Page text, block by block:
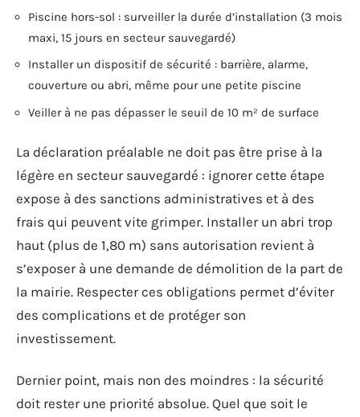
Piscine hors-sol : surveiller la durée d’installation (3 mois
maxi, 15 jours en secteur sauvegardé)
Installer un dispositif de sécurité : barrière, alarme,
couverture ou abri, même pour une petite piscine
Veiller à ne pas dépasser le seuil de 10 m² de surface
La déclaration préalable ne doit pas être prise à la
légère en secteur sauvegardé : ignorer cette étape
expose à des sanctions administratives et à des
frais qui peuvent vite grimper. Installer un abri trop
haut (plus de 1,80 m) sans autorisation revient à
s’exposer à une demande de démolition de la part de
la mairie. Respecter ces obligations permet d’éviter
des complications et de protéger son
investissement.
Dernier point, mais non des moindres : la sécurité
doit rester une priorité absolue. Quel que soit le